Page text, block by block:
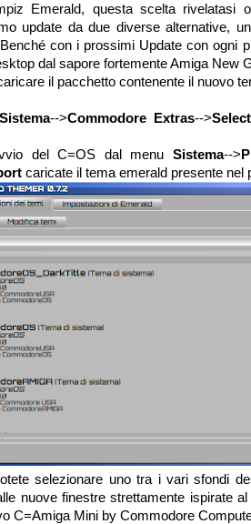
Emerald, questa scelta
update da due diverse alternative,
con i prossimi Update con ogni
dal sapore fortemente Amiga New
il pacchetto contenente il nuovo
Sistema-->Commodore Extras-->Select
del C=OS dal menu Sistema-->
caricate il tema emerald presente
selezionare uno tra i vari sfondi
nuove finestre strettamente ispirate
C=Amiga Mini by Commodore